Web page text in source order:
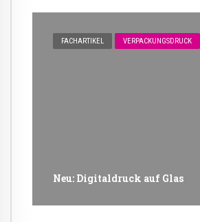
FACHARTIKEL VERPACKUNGSDRUCK
Neu: Digitaldruck auf Glas